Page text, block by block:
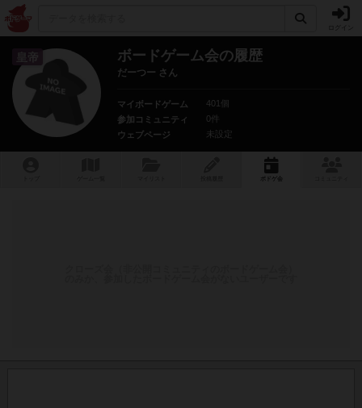
皇帝 ボードゲーム会の履歴
だーつー さん
マイボードゲーム
401個
参加コミュニティ
0件
ウェブページ
未設定
ボ ドゲ